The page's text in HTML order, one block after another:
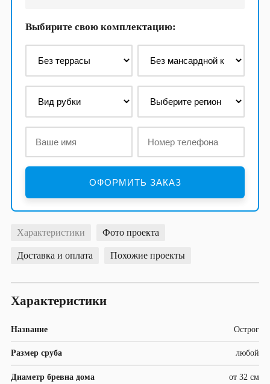
Выбирите свою комплектацию:
Характеристики Фото проекта
Доставка и оплата Похожие проекты
Характеристики
Название Острог
Размер сруба любой
Диаметр бревна дома от 32 см